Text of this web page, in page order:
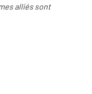
alliés sont